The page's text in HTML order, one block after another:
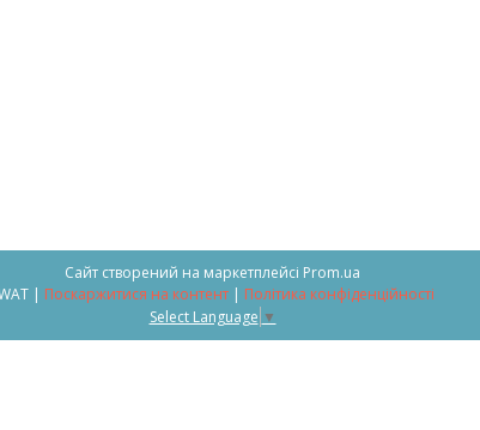
Сайт створений на маркетплейсі Prom.ua
KWAT | Поскаржитися на контент | Політика конфіденційності
Select Language ▼